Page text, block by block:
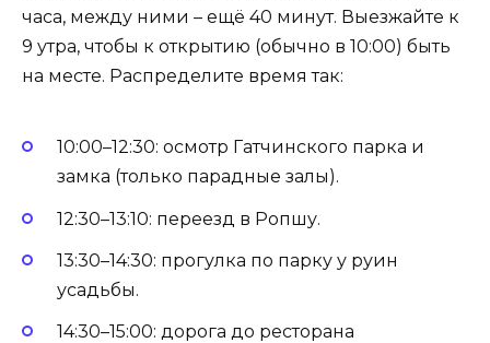
часа, между ними – ещё 40 минут. Выезжайте к
9 утра, чтобы к открытию (обычно в 10:00) быть
на месте. Распределите время так:
10:00–12:30: осмотр Гатчинского парка и
замка (только парадные залы).
12:30–13:10: переезд в Ропшу.
13:30–14:30: прогулка по парку у руин
усадьбы.
14:30–15:00: дорога до ресторана